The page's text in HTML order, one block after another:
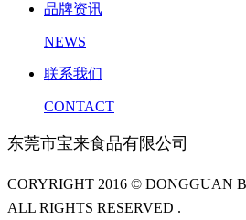
品牌资讯
NEWS
联系我们
CONTACT
东莞市宝来食品有限公司
CORYRIGHT 2016 © DONGGUAN
ALL RIGHTS RESERVED .